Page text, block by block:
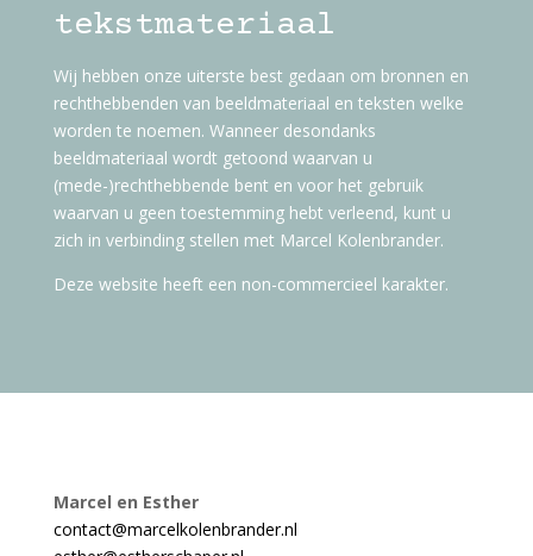
tekstmateriaal
Wij hebben onze uiterste best gedaan om bronnen en
rechthebbenden van beeldmateriaal en teksten welke
worden te noemen. Wanneer desondanks
beeldmateriaal wordt getoond waarvan u
(mede-)rechthebbende bent en voor het gebruik
waarvan u geen toestemming hebt verleend, kunt u
zich in verbinding stellen met Marcel Kolenbrander.
Deze website heeft een non-commercieel karakter.
Marcel en Esther
contact@marcelkolenbrander.nl